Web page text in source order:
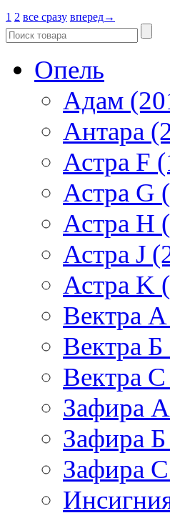
1 2 все сразу вперед→
Опель
Адам
Антара
Астра F
Астра G
Астра H
Астра J
Астра K
Вектра
Вектра
Вектра
Зафира
Зафира
Зафира